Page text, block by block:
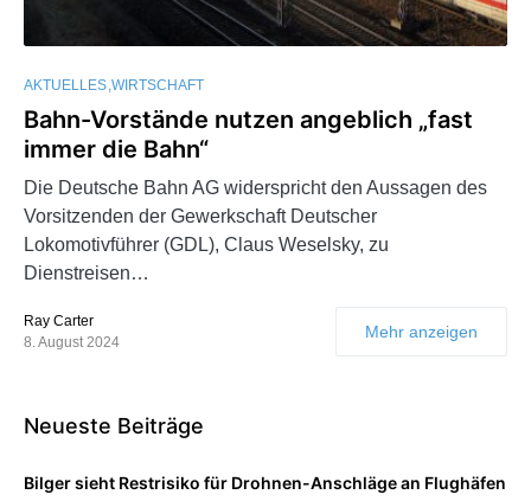
AKTUELLES WIRTSCHAFT
Bahn-Vorstände nutzen angeblich „fast
immer die Bahn“
Die Deutsche Bahn AG widerspricht den Aussagen des
Vorsitzenden der Gewerkschaft Deutscher
Lokomotivführer (GDL), Claus Weselsky, zu
Dienstreisen…
Ray Carter
8. August 2024
Mehr anzeigen
Neueste Beiträge
Bilger sieht Restrisiko für Drohnen-Anschläge an Flughäfen